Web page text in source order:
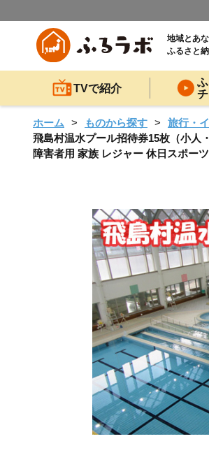
地域とあ
ふるさと
TVで紹介
ホーム ものから探す 旅行・
飛島村温水プール招待券15枚（小人
障害者用 家族 レジャー 休日スポー